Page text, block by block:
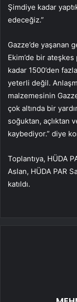
Şimdiye kadar
edeceğiz.”
Gazze’de yaşanan
Ekim’de bir
kadar 1500’den
yeterli değil.
malzemesinin
çok altında bir
soğuktan, açlıktan
kaybediyor.” diye
Toplantıya, HÜDA
Aslan, HÜDA PAR
katıldı.